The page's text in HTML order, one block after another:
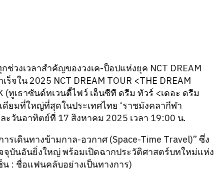
วงเวลาสำคัญของวงเค-ป็อปแห่งยุค NCT DREAM
ใน 2025 NCT DREAM TOUR <THE DREAM
(ทูเธาซันด์ทเวนตี้ไฟว์ เอ็นซีที ดรีม ทัวร์ <เดอะ ดรีม
ยมที่ใหญ่ที่สุดในประเทศไทย ‘ราชมังคลากีฬา
ะวันอาทิตย์ที่ 17 สิงหาคม 2025 เวลา 19:00 น.
เดินทางข้ามกาล-อวกาศ (Space-Time Travel)” ซึ่ง
บันอันยิ่งใหญ่ พร้อมเปิดฉากประวัติศาสตร์บทใหม่แห่ง
: ชื่อแฟนคลับอย่างเป็นทางการ)